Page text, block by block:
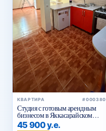
КВАРТИРА #000380
Студия с готовым арендным
бизнесом в Яккасарайском
районе Ташкента
45 900 у.е.